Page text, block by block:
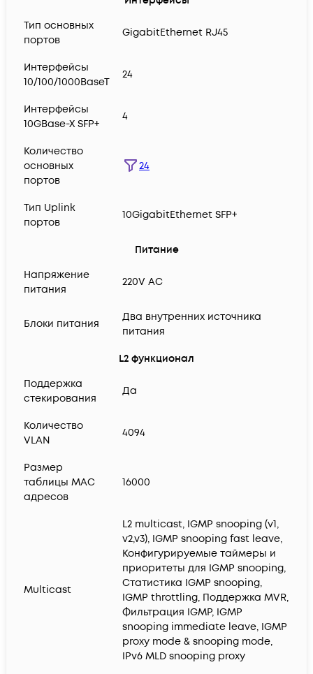
Тип основных
портов
GigabitEthernet RJ45
Интерфейсы
10/100/1000BaseT
24
Интерфейсы
10GBase-X SFP+
4
Количество
основных
портов
24
Тип Uplink
портов
10GigabitEthernet SFP+
Питание
Напряжение
питания
220V AC
Блоки питания
Два внутренних источника
питания
L2 функционал
Поддержка
стекирования
Да
Количество
VLAN
4094
Размер
таблицы MAC
адресов
16000
Multicast
L2 multicast, IGMP snooping (v1,
v2,v3), IGMP snooping fast leave,
Конфигурируемые таймеры и
приоритеты для IGMP snooping,
Статистика IGMP snooping,
IGMP throttling, Поддержка MVR,
Фильтрация IGMP, IGMP
snooping immediate leave, IGMP
proxy mode & snooping mode,
IPv6 MLD snooping proxy